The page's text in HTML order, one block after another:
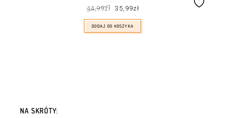
44,99zł cena
wynosiła:
44,99zł.
35,99złcena
35,99zł.
DODAJ DO KOSZYKA
NA SKRÓTY: